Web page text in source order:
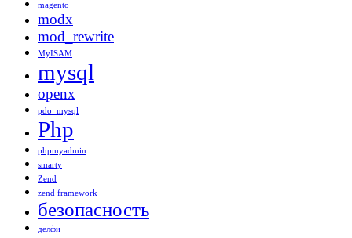
magento
modx
mod_rewrite
MyISAM
mysql
openx
pdo_mysql
Php
phpmyadmin
smarty
Zend
zend framework
безопасность
делфи